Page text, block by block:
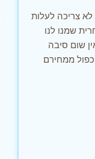
לא צריכה לעלות
שמנו לנו
שום סיבה
ממחירם